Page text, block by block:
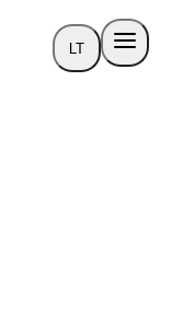
LT